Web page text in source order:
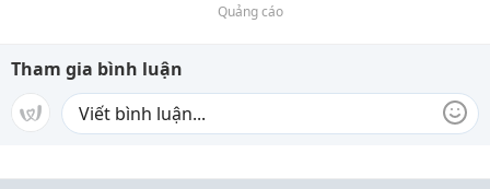
Quảng cáo
Tham gia bình luận